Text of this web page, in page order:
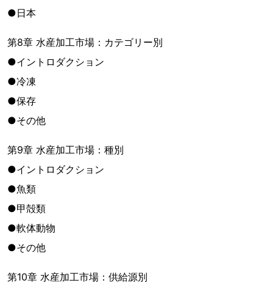
●日本
第8章 水産加工市場：カテゴリー別
●イントロダクション
●冷凍
●保存
●その他
第9章 水産加工市場：種別
●イントロダクション
●魚類
●甲殻類
●軟体動物
●その他
第10章 水産加工市場：供給源別